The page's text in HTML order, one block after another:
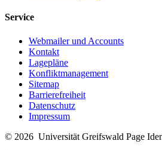
Service
Webmailer und Accounts
Kontakt
Lagepläne
Konfliktmanagement
Sitemap
Barrierefreiheit
Datenschutz
Impressum
© 2026 Universität Greifswald Page